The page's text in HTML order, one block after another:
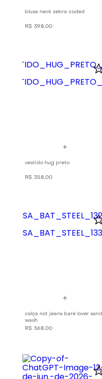
blusa neck zebra coded
R$ 398,00
vestido hug preto
R$ 358,00
calça not jeans bare lover sand
wash
R$ 568,00